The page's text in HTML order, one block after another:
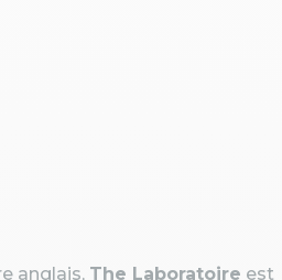
anglais, The Laboratoire est